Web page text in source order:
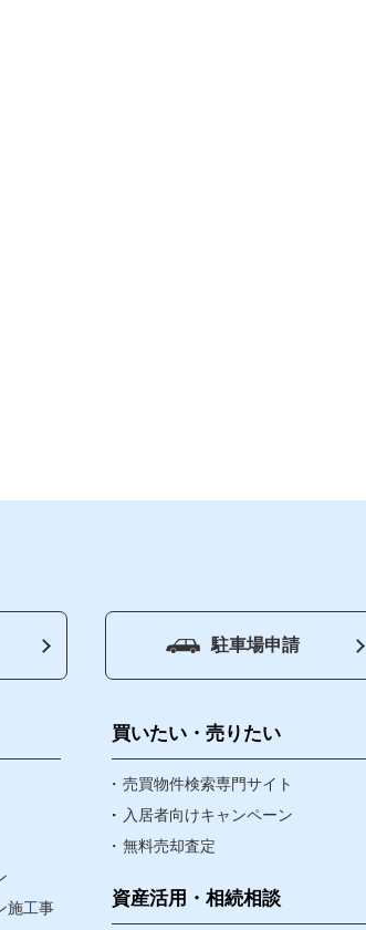
管理
・相続
でも相談窓口
会社紹介
お知ら
社長ブ
お問い
個人情
駐車場申請
施工事
買いたい・売りたい
売買物件検索専門サイト
入居者向けキャンペーン
無料売却査定
資産活用・相続相談